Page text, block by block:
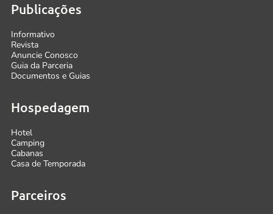
Publicações
Informativo
Revista
Anuncie Conosco
Guia da Parceria
Documentos e Guias
Hospedagem
Hotel
Camping
Cabanas
Casa de Temporada
Parceiros